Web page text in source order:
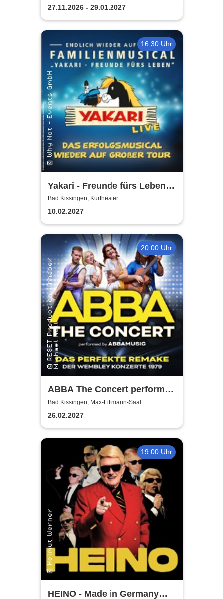
27.11.2026 - 29.01.2027
16:30 Uhr
Yakari - Freunde fürs Leben -
Das Musical für die ganze
Familie
Bad Kissingen, Kurtheater
10.02.2027
20:00 Uhr
ABBA The Concert performed
by ABBAMUSIC
Bad Kissingen, Max-Littmann-Saal
26.02.2027
19:00 Uhr
HEINO - Made in Germany